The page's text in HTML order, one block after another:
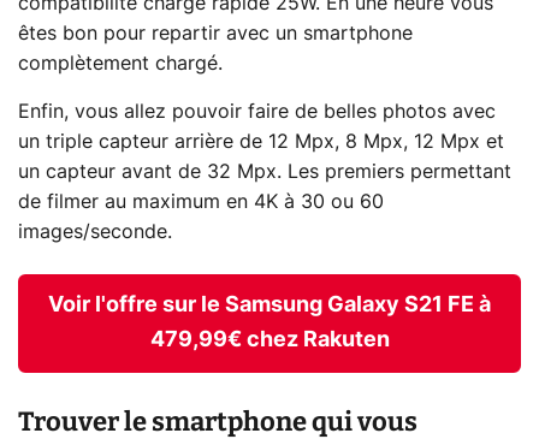
compatibilité charge rapide 25W. En une heure vous
êtes bon pour repartir avec un smartphone
complètement chargé.
Enfin, vous allez pouvoir faire de belles photos avec
un triple capteur arrière de 12 Mpx, 8 Mpx, 12 Mpx et
un capteur avant de 32 Mpx. Les premiers permettant
de filmer au maximum en 4K à 30 ou 60
images/seconde.
Voir l'offre sur le Samsung Galaxy S21 FE à
479,99€ chez Rakuten
Trouver le smartphone qui vous